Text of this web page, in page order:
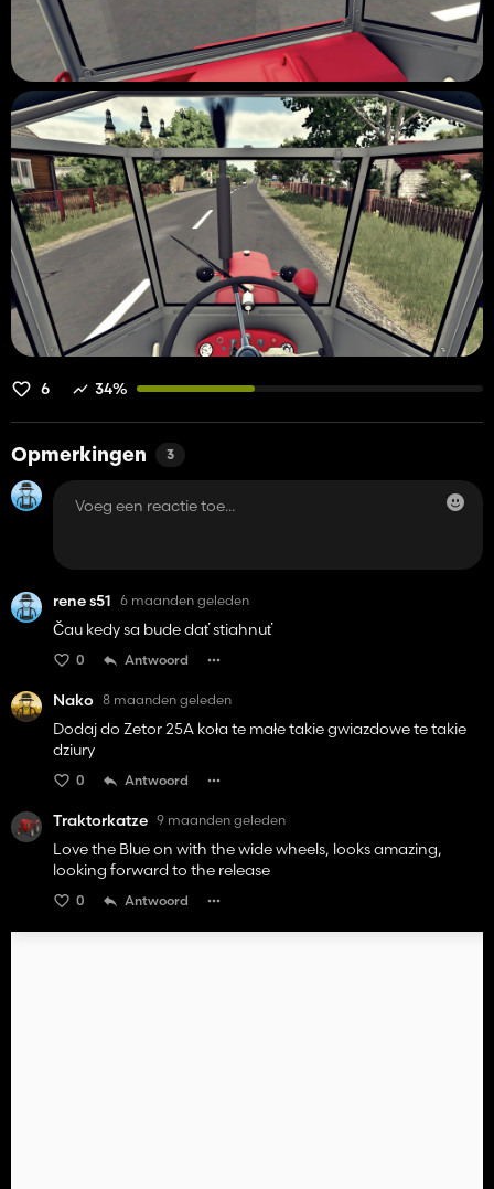
6 34%
Opmerkingen 3
rene s51 6 maanden geleden
Čau kedy sa bude dať stiahnuť
0 Antwoord
Nako 8 maanden geleden
Dodaj do Zetor 25A koła te małe takie gwiazdowe te takie
dziury
0 Antwoord
Traktorkatze 9 maanden geleden
Love the Blue on with the wide wheels, looks amazing,
looking forward to the release
0 Antwoord